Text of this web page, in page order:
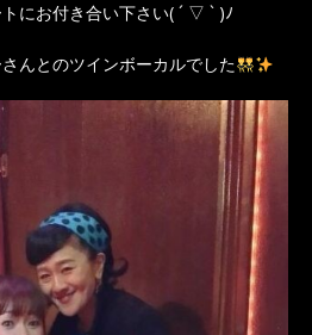
にお付き合い下さい( ´ ▽ ` )ﾉ
んとのツインボーカルでした